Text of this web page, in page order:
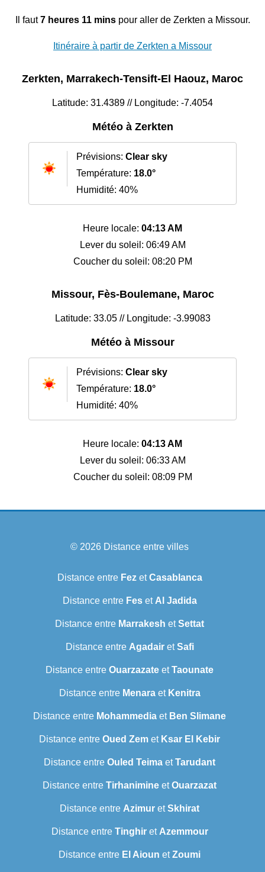
Il faut7 heures 11 minspour aller de Zerkten a Missour.
Itinéraire à partir de Zerkten a Missour
Zerkten, Marrakech-Tensift-El Haouz, Maroc
Latitude: 31.4389 // Longitude: -7.4054
Météo à Zerkten
Prévisions: Clear sky
Température: 18.0°
Humidité: 40%
Heure locale: 04:13 AM
Lever du soleil: 06:49 AM
Coucher du soleil: 08:20 PM
Missour, Fès-Boulemane, Maroc
Latitude: 33.05 // Longitude: -3.99083
Météo à Missour
Prévisions: Clear sky
Température: 18.0°
Humidité: 40%
Heure locale: 04:13 AM
Lever du soleil: 06:33 AM
Coucher du soleil: 08:09 PM
© 2026 Distance entre villes
Distance entre FezetCasablanca
Distance entre Feset Al Jadida
Distance entre Marrakesh etSettat
Distance entre AgadairetSafi
Distance entre Ouarzazate etTaounate
Distance entre Menaraet Kenitra
Distance entre Mohammedia et Ben Slimane
Distance entre Oued Zem et Ksar El Kebir
Distance entre Ouled Teima etTarudant
Distance entre Tirhanimine etOuarzazat
Distance entre Azimur etSkhirat
Distance entre Tinghiret Azemmour
Distance entre El Aioun etZoumi